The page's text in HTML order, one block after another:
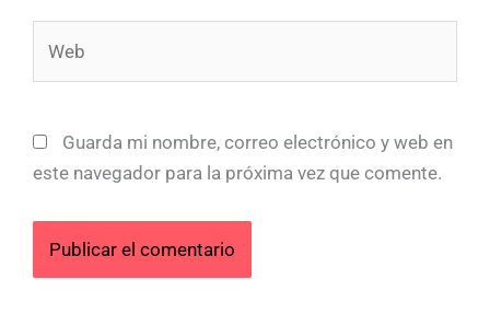
Guarda mi nombre, correo electrónico y web en
este navegador para la próxima vez que comente.